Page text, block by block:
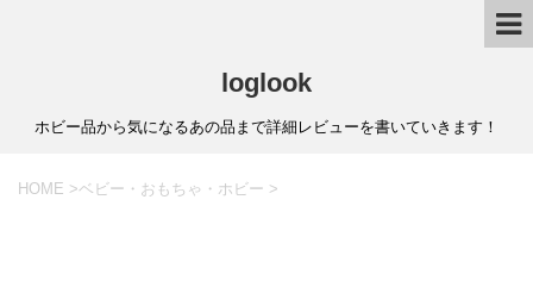
loglook
ホビー品から気になるあの品まで詳細レビューを書いていきます！
HOME >ベビー・おもちゃ・ホビー >